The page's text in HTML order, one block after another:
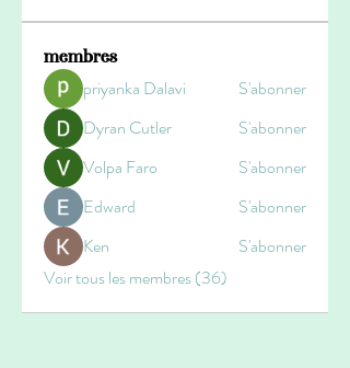
membres
priyanka Dalavi
S'abonner
Dyran Cutler
S'abonner
Volpa Faro
S'abonner
Edward
S'abonner
Ken
S'abonner
Voir tous les membres (36)